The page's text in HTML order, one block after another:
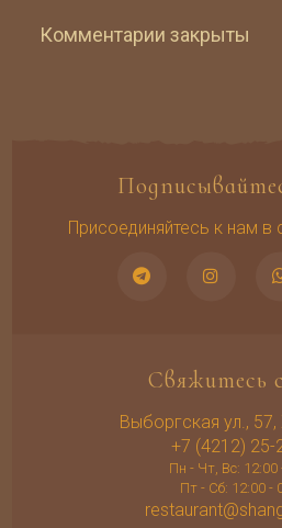
Комментарии закрыты
Присоединяйтесь к нам в
Свяжитесь
Выборгская ул.,
+7 (4212) 25-
Пн - Чт, Вс: 12:00
Пт - Сб: 12:00 -